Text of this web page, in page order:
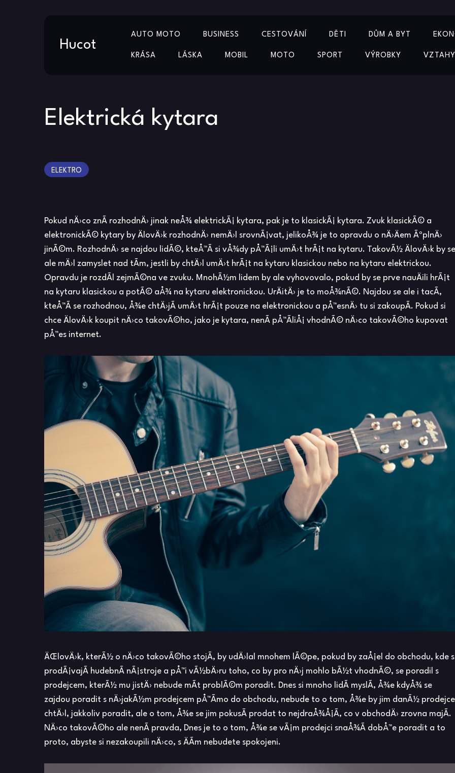
Hucot
AUTO MOTO BUSINESS CESTOVÁNÍ DĚTI DŮM A BYT
KRÁSA LÁSKA MOBIL MOTO SPORT VÝROBKY VZTAHY
Elektrická kytara
ELEKTRO
Pokud nÄ›co znÃ­ rozhodnÄ› jinak neÅ¾ elektrickÃ¡ kytara, pak je to klasickÃ¡ kytara. Zvuk klasickÃ© a
elektronickÃ© kytary by ÄlovÄ›k rozhodnÄ› nemÄ›l srovnÃ¡vat, jelikoÅ¾ je to opravdu o nÄ›Äem ÃºplnÄ›
jinÃ©m. RozhodnÄ› se najdou lidÃ©, kteÅ™Ã­ si vÅ¾dy pÅ™Ã¡li umÄ›t hrÃ¡t na kytaru. TakovÃ½ ÄlovÄ›k by se
ale mÄ›l zamyslet nad tÃ­m, jestli by chtÄ›l umÄ›t hrÃ¡t na kytaru klasickou nebo na kytaru elektrickou.
Opravdu je rozdÃ­l zejmÃ©na ve zvuku. MnohÃ½m lidem by ale vyhovovalo, pokud by se prve nauÄili hrÃ¡t
na kytaru klasickou a potÃ© aÅ¾ na kytaru elektronickou. UrÄitÄ› je to moÅ¾nÃ©. Najdou se ale i tacÃ­,
kteÅ™Ã­ se rozhodnou, Å¾e chtÄ›jÃ­ umÄ›t hrÃ¡t pouze na elektronickou a pÅ™esnÄ› tu si zakoupÃ­. Pokud si
chce ÄlovÄ›k koupit nÄ›co takovÃ©ho, jako je kytara, nenÃ­ pÅ™Ã­liÅ¡ vhodnÃ© nÄ›co takovÃ©ho kupovat
pÅ™es internet.
ÄŒlovÄ›k, kterÃ½ o nÄ›co takovÃ©ho stojÃ­, by udÄ›lal mnohem lÃ©pe, pokud by zaÅ¡el do obchodu, kde
prodÃ¡vajÃ­ hudebnÃ­ nÃ¡stroje a pÅ™i vÃ½bÄ›ru toho, co by pro nÄ›j mohlo bÃ½t vhodnÃ©, se poradil s
prodejcem, kterÃ½ mu jistÄ› nebude mÃ­t problÃ©m poradit. Dnes si mnoho lidÃ­ myslÃ­, Å¾e kdyÅ¾ se
zajdou poradit s nÄ›jakÃ½m prodejcem pÅ™Ã­mo do obchodu, nebude to o tom, Å¾e by jim danÃ½ prodejce
chtÄ›l, jakkoliv poradit, ale o tom, Å¾e se jim pokusÃ­ prodat to nejdraÅ¾Å¡Ã­, co v obchodÄ› zrovna majÃ­.
NÄ›co takovÃ©ho ale nenÃ­ pravda, Dnes je to o tom, Å¾e se vÃ¡m prodejci snaÅ¾Ã­ dobÅ™e poradit a to
proto, abyste si nezakoupili nÄ›co, s ÄÃ­m nebudete spokojeni.